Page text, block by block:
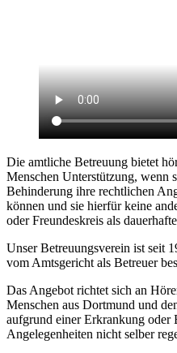
Die amtliche Betreuung bietet
Menschen Unterstützung, wenn
Behinderung ihre rechtlichen
können und sie hierfür keine
oder Freundeskreis als
Unser Betreuungsverein ist seit
vom Amtsgericht als Betreuer
Das Angebot richtet sich an
Menschen aus Dortmund und
aufgrund einer Erkrankung oder
Angelegenheiten nicht selber